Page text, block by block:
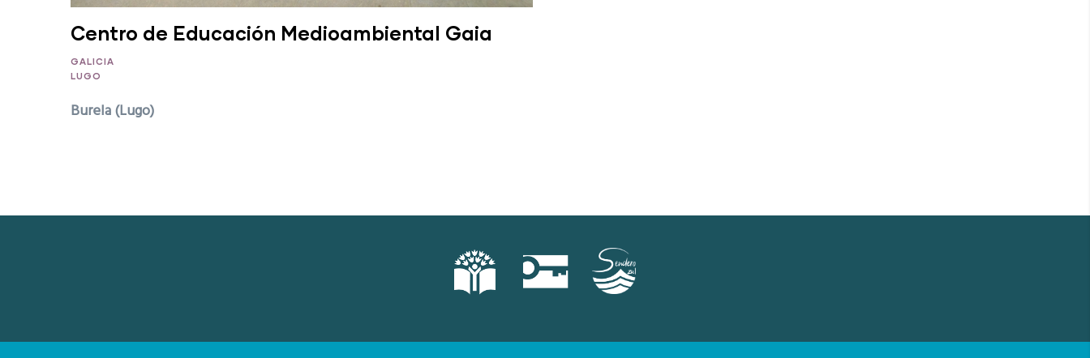
Centro de Educación Medioambiental Gaia
GALICIA
LUGO
Burela (Lugo)